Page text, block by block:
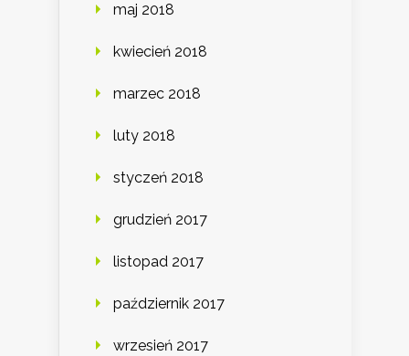
maj 2018
kwiecień 2018
marzec 2018
luty 2018
styczeń 2018
grudzień 2017
listopad 2017
październik 2017
wrzesień 2017